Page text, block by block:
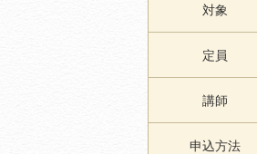
対象
定員
講師
申込方法